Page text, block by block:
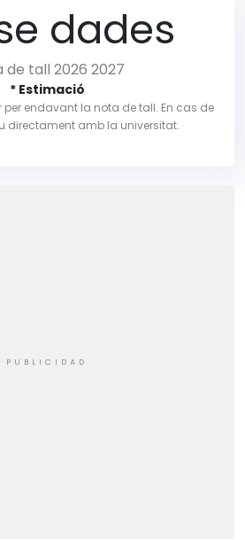
dades
de tall 2026 2027
* Estimació
per endavant la nota de tall. En cas de
directament amb la universitat.